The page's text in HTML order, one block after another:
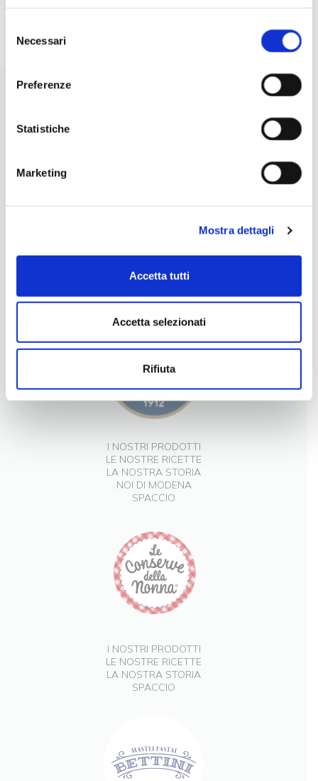
delNecessari
Preferenze
Statistiche
Marketing
Mostra dettagli
Accetta tutti
Accetta selezionati
Rifiuta
LEGGI
INGREDIENTI DI QUALITÀ
I NOSTRI PRODOTTI
LE NOSTRE RICETTE
LA NOSTRA STORIA
NOI DI MODENA
SPACCIO
I NOSTRI PRODOTTI
LE NOSTRE RICETTE
LA NOSTRA STORIA
SPACCIO